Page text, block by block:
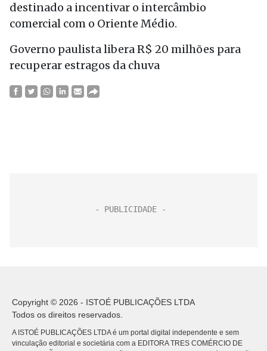
destinado a incentivar o intercâmbio
comercial com o Oriente Médio.
Governo paulista libera R$ 20 milhões para
recuperar estragos da chuva
Copyright © 2026 - ISTOÉ PUBLICAÇÕES LTDA
Todos os direitos reservados.
A ISTOÉ PUBLICAÇÕES LTDA é um portal digital independente e sem
vinculação editorial e societária com a EDITORA TRES COMÉRCIO DE